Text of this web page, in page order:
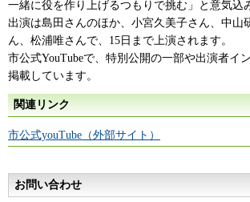
一緒に役を作り上げるつもりで挑む」と意気込
出演は島田さんのほか、小宮久美子さん、中山
ん、松浦唯さんで、15日まで上演されます。
市公式YouTubeで、特別公開の一部や出演者イ
掲載しています。
関連リンク
市公式youTube（外部サイト）
お問い合わせ